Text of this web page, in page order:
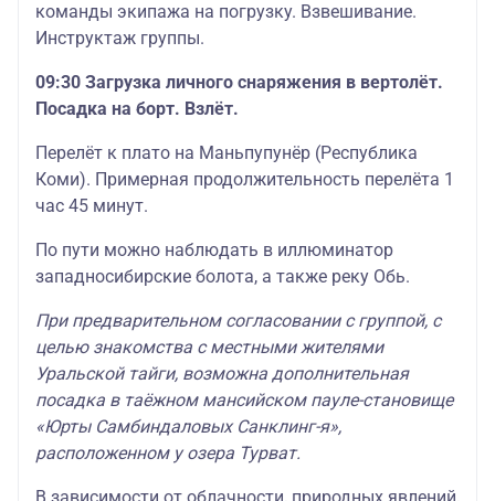
команды экипажа на погрузку. Взвешивание.
Инструктаж группы.
09:30 Загрузка личного снаряжения в вертолёт.
Посадка на борт. Взлёт.
Перелёт к плато на Маньпупунёр (Республика
Коми). Примерная продолжительность перелёта 1
час 45 минут.
По пути можно наблюдать в иллюминатор
западносибирские болота, а также реку Обь.
При предварительном согласовании с группой, с
целью знакомства с местными жителями
Уральской тайги, возможна дополнительная
посадка в таёжном мансийском пауле-становище
«Юрты Самбиндаловых Санклинг-я»,
расположенном у озера Турват.